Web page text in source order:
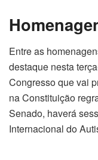
Entre as
destaque nesta
Congresso que vai
na Constituição
Senado, haverá
Internacional do